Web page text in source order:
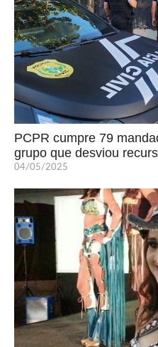
PCPR cumpre 79
grupo que desviou
04/05/2025